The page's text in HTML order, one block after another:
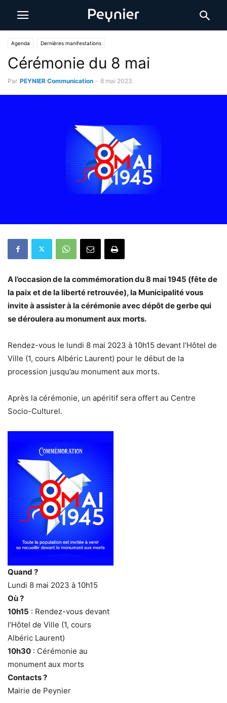
Agenda Dernières manifestations
Cérémonie du 8 mai
Par PEYNIER Communication - 8 mai 2023
A l’occasion de la commémoration du 8 mai 1945 (fête de
la paix et de la liberté retrouvée), la Municipalité vous
invite à assister à la cérémonie avec dépôt de gerbe qui
se déroulera au monument aux morts.
Rendez-vous le lundi 8 mai 2023 à 10h15 devant l’Hôtel de
Ville (1, cours Albéric Laurent) pour le début de la
procession jusqu’au monument aux morts.
Après la cérémonie, un apéritif sera offert au Centre
Socio-Culturel.
Quand ?
Lundi 8 mai 2023 à 10h15
Où ?
10h15 : Rendez-vous devant
l’Hôtel de Ville (1, cours
Albéric Laurent)
10h30 : Cérémonie au
monument aux morts
Contacts ?
Mairie de Peynier